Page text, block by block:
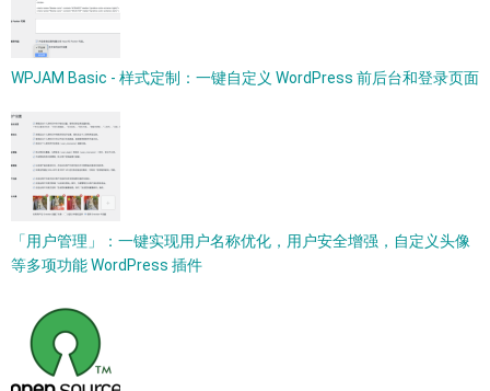
WPJAM Basic - 样式定制：一键自定义 WordPress 前后台和登录页面
「用户管理」：一键实现用户名称优化，用户安全增强，自定义头像
等多项功能 WordPress 插件